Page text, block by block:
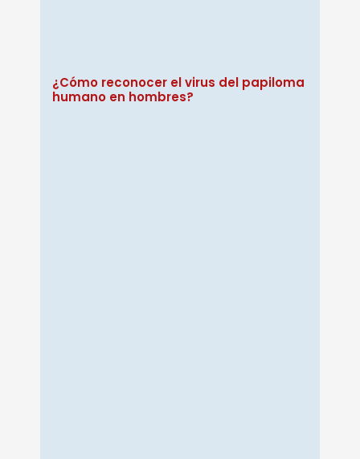
¿Cómo reconocer el virus del papiloma
humano en hombres?